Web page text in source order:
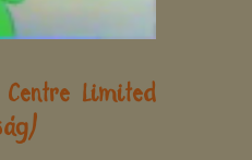
Limited